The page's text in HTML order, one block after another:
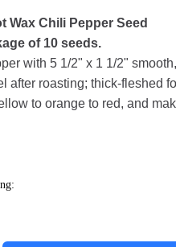
Wax Chili Pepper Seed
of 10 seeds.
with 5 1/2" x 1 1/2"
after roasting; thick-fleshed
to orange to red, and